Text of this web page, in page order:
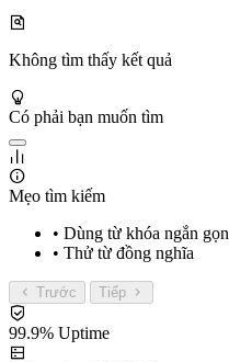
Không tìm thấy kết quả
Có phải bạn muốn tìm
Mẹo tìm kiếm
• Dùng từ khóa ngắn gọn
• Thử từ đồng nghĩa
Trước Tiếp
99.9% Uptime